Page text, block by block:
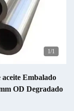
1/1
Embalado
OD Degradado